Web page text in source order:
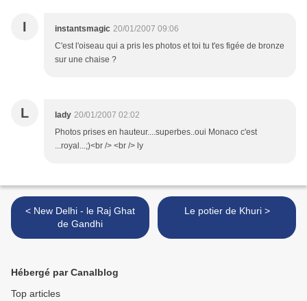
I instantsmagic 20/01/2007 09:06
C'est l'oiseau qui a pris les photos et toi tu t'es figée de bronze
sur une chaise ?
L lady 20/01/2007 02:02
Photos prises en hauteur....superbes..oui Monaco c'est
...royal...;)<br /> <br /> ly
< New Delhi - le Raj Ghat
de Gandhi
Le potier de Khuri >
Hébergé par Canalblog
Top articles